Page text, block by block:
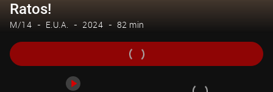
Ratos!
M/14 E.U.A. 2024 82 min